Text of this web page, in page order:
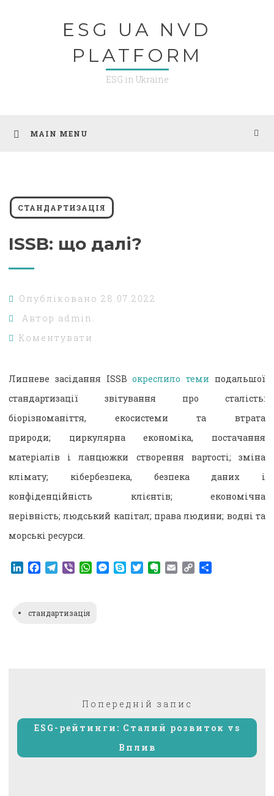
ESG UA NVD
PLATFORM
ESG in Ukraine
MAIN MENU
СТАНДАРТИЗАЦІЯ
ISSB: що далі?
Опубліковано 28.07.2022
Автор admin.
Коментувати
Липневе засідання ISSBокреслило теми подальшої
стандартизації звітування про сталість:
біорізноманіття, екосистеми та втрата
природи; циркулярна економіка, постачання
матеріалів і ланцюжки створення вартості; зміна
клімату; кібербезпека, безпека даних і
конфіденційність клієнтів; економічна
нерівність; людський капітал; права людини; водні та
морські ресурси.
LinkedIn
Facebook
Telegram
ViberWhatsApp
Messenger
SkypeTwitterEvernote
EmailCopy
стандартизація
Попередній запис
ESG-рейтинги: Сталий розвиток vs
Вплив